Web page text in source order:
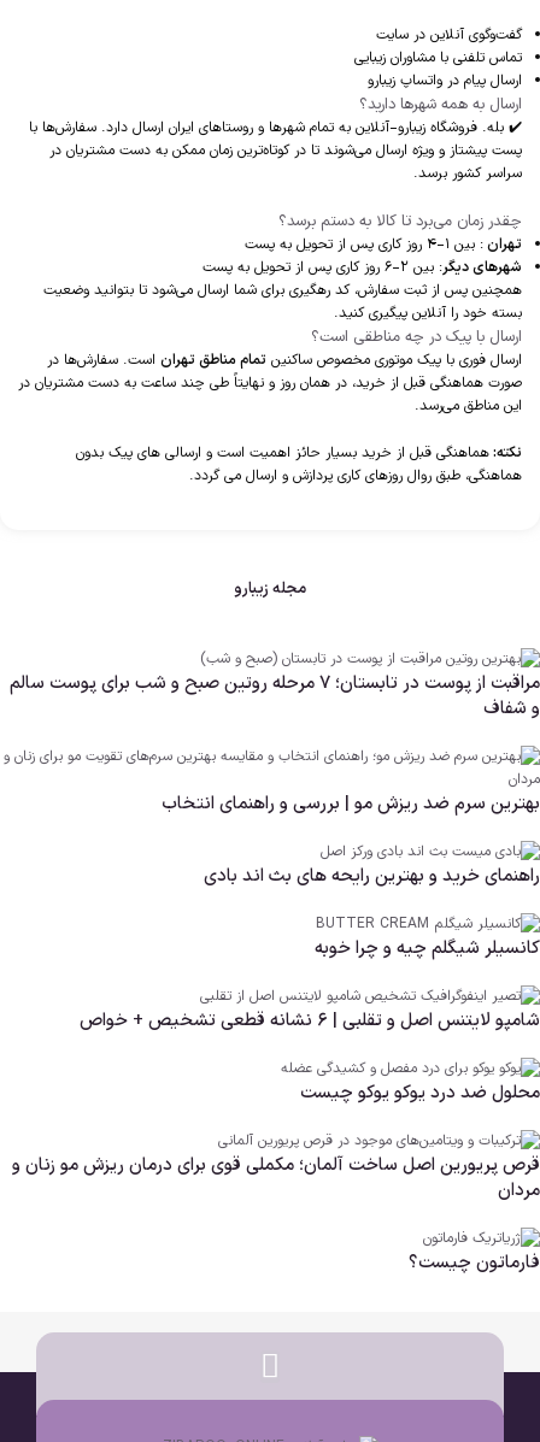
گفت‌وگوی آنلاین در سایت
تماس تلفنی با مشاوران زیبایی
ارسال پیام در واتساپ زیبارو
ارسال به همه شهرها دارید؟
✔️ بله. فروشگاه زیبارو-آنلاین به تمام شهرها و روستاهای ایران ارسال دارد. سفارش‌ها با
پست پیشتاز و ویژه ارسال می‌شوند تا در کوتاه‌ترین زمان ممکن به دست مشتریان در
سراسر کشور برسد.
چقدر زمان می‌برد تا کالا به دستم برسد؟
تهران: بین 1-4 روز کاری پس از تحویل به پست
شهرهای دیگر: بین 2-6 روز کاری پس از تحویل به پست
همچنین پس از ثبت سفارش، کد رهگیری برای شما ارسال می‌شود تا بتوانید وضعیت
بسته خود را آنلاین پیگیری کنید.
ارسال با پیک در چه مناطقی است؟
ارسال فوری با پیک موتوری مخصوص ساکنین تمام مناطق تهران است. سفارش‌ها در
صورت هماهنگی قبل از خرید، در همان روز و نهایتاً طی چند ساعت به دست مشتریان در
این مناطق می‌رسد.
نکته:هماهنگی قبل از خرید بسیار حائز اهمیت است و ارسالی های پیک بدون
هماهنگی، طبق روال روزهای کاری پردازش و ارسال می گردد.
مجله زیبارو
مراقبت از پوست در تابستان؛ ۷ مرحله روتین صبح و شب برای پوست سالم
و شفاف
بهترین سرم ضد ریزش مو | بررسی و راهنمای انتخاب
راهنمای خرید و بهترین رایحه های بث اند بادی
کانسیلر شیگلم چیه و چرا خوبه
شامپو لایتنس اصل و تقلبی | ۶ نشانه قطعی تشخیص + خواص
محلول ضد درد یوکو یوکو چیست
قرص پریورین اصل ساخت آلمان؛ مکملی قوی برای درمان ریزش مو زنان و
مردان
فارماتون چیست؟